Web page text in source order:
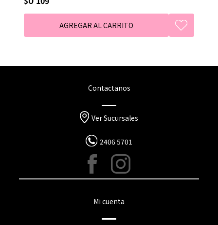
Contactanos
Ver Sucursales
2406 5701
Mi cuenta